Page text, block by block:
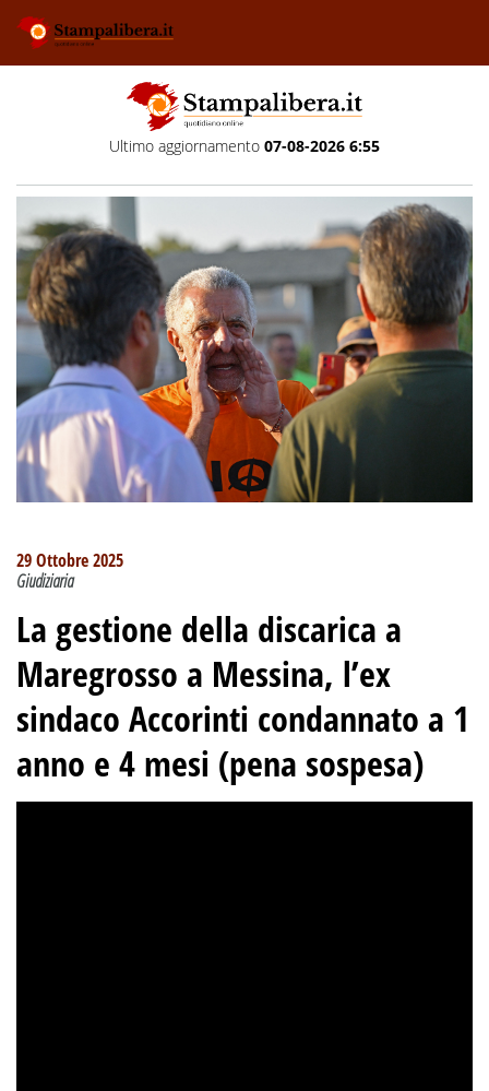
Ultimo aggiornamento 07-08-2026 6:55
29 Ottobre 2025
Giudiziaria
La gestione della discarica a
Maregrosso a Messina, l’ex
sindaco Accorinti condannato a 1
anno e 4 mesi (pena sospesa)